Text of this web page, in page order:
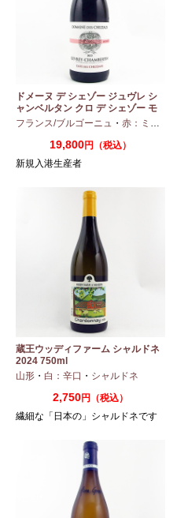
ドメーヌ デ シェゾー ジュヴレ シ
ャンベルタン クロ デ シェゾー モ
ノポール 2023 750ml
フランス/ブルゴーニュ ・ 赤：ミディアムボディ
19,800円（税込）
新規入港生産者
シャルドネ
蔵王ウッディファーム シャルドネ
2024 750ml
山形 ・ 白：辛口 ・ シャルドネ
2,750円（税込）
繊細な「日本の」シャルドネです